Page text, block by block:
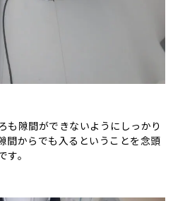
も隙間ができないようにしっかり
間からでも入るということを念頭
。